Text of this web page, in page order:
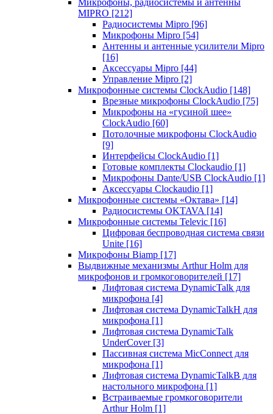
Микрофоны, радиосистемы и антенны
MIPRO [212]
Радиосистемы Mipro [96]
Микрофоны Mipro [54]
Антенны и антенные усилители Mipro
[16]
Аксессуары Mipro [44]
Управление Mipro [2]
Микрофонные системы ClockAudio [148]
Врезные микрофоны ClockAudio [75]
Микрофоны на «гусиной шее»
ClockAudio [60]
Потолочные микрофоны ClockAudio
[9]
Интерфейсы ClockAudio [1]
Готовые комплекты Clockaudio [1]
Микрофоны Dante/USB ClockAudio [1]
Аксессуары Clockaudio [1]
Микрофонные системы «Октава» [14]
Радиосистемы OKTAVA [14]
Микрофонные системы Televic [16]
Цифровая беспроводная система связи
Unite [16]
Микрофоны Biamp [17]
Выдвижные механизмы Arthur Holm для
микрофонов и громкоговорителей [17]
Лифтовая система DynamicTalk для
микрофона [4]
Лифтовая система DynamicTalkH для
микрофона [1]
Лифтовая система DynamicTalk
UnderCover [3]
Пассивная система MicConnect для
микрофона [1]
Лифтовая система DynamicTalkB для
настольного микрофона [1]
Встраиваемые громкоговорители
Arthur Holm [1]